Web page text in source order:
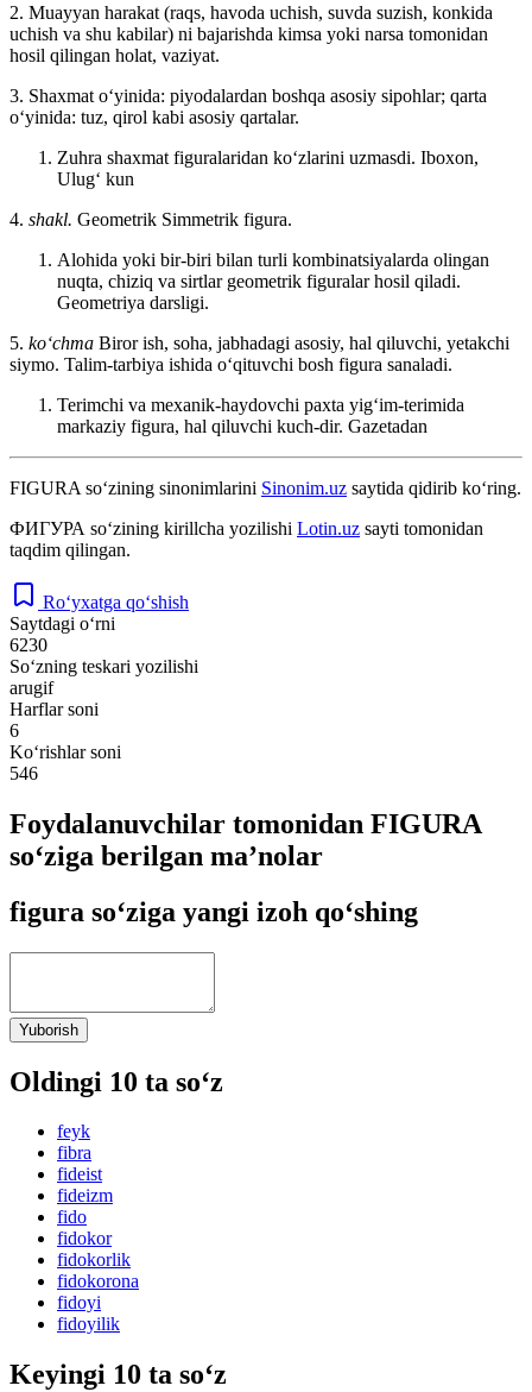
2. Muayyan harakat (raqs, havoda uchish, suvda suzish, konkida
uchish va shu kabilar) ni bajarishda kimsa yoki narsa tomonidan
hosil qilingan holat, vaziyat.
3. Shaxmat oʻyinida: piyodalardan boshqa asosiy sipohlar; qarta
oʻyinida: tuz, qirol kabi asosiy qartalar.
Zuhra shaxmat figuralaridan koʻzlarini uzmasdi. Iboxon,
Ulugʻ kun
4. shakl. Geometrik Simmetrik figura.
Alohida yoki bir-biri bilan turli kombinatsiyalarda olingan
nuqta, chiziq va sirtlar geometrik figuralar hosil qiladi.
Geometriya darsligi.
5. koʻchma Biror ish, soha, jabhadagi asosiy, hal qiluvchi, yetakchi
siymo. Talim-tarbiya ishida oʻqituvchi bosh figura sanaladi.
Terimchi va mexanik-haydovchi paxta yigʻim-terimida
markaziy figura, hal qiluvchi kuch-dir. Gazetadan
FIGURA so‘zining sinonimlarini Sinonim.uz saytida qidirib ko‘ring.
ФИГУРА so‘zining kirillcha yozilishi Lotin.uz sayti tomonidan
taqdim qilingan.
Ro‘yxatga qo‘shish
Saytdagi o‘rni
6230
So‘zning teskari yozilishi
arugif
Harflar soni
6
Ko‘rishlar soni
546
Foydalanuvchilar tomonidan FIGURA
so‘ziga berilgan ma’nolar
figura so‘ziga yangi izoh qo‘shing
Yuborish
Oldingi 10 ta so‘z
feyk
fibra
fideist
fideizm
fido
fidokor
fidokorlik
fidokorona
fidoyi
fidoyilik
Keyingi 10 ta so‘z